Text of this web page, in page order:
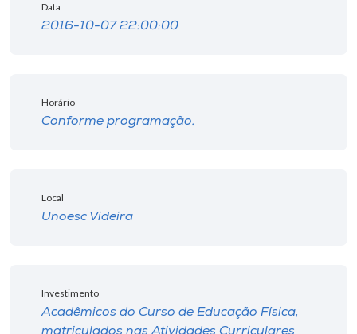
Data
2016-10-07 22:00:00
Horário
Conforme programação.
Local
Unoesc Videira
Investimento
Acadêmicos do Curso de Educação Física,